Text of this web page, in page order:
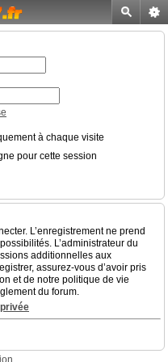
à chaque visite
pour cette session
L’enregistrement ne prend
L’administrateur du
additionnelles aux
assurez-vous d’avoir pris
et de notre politique de vie
du forum.